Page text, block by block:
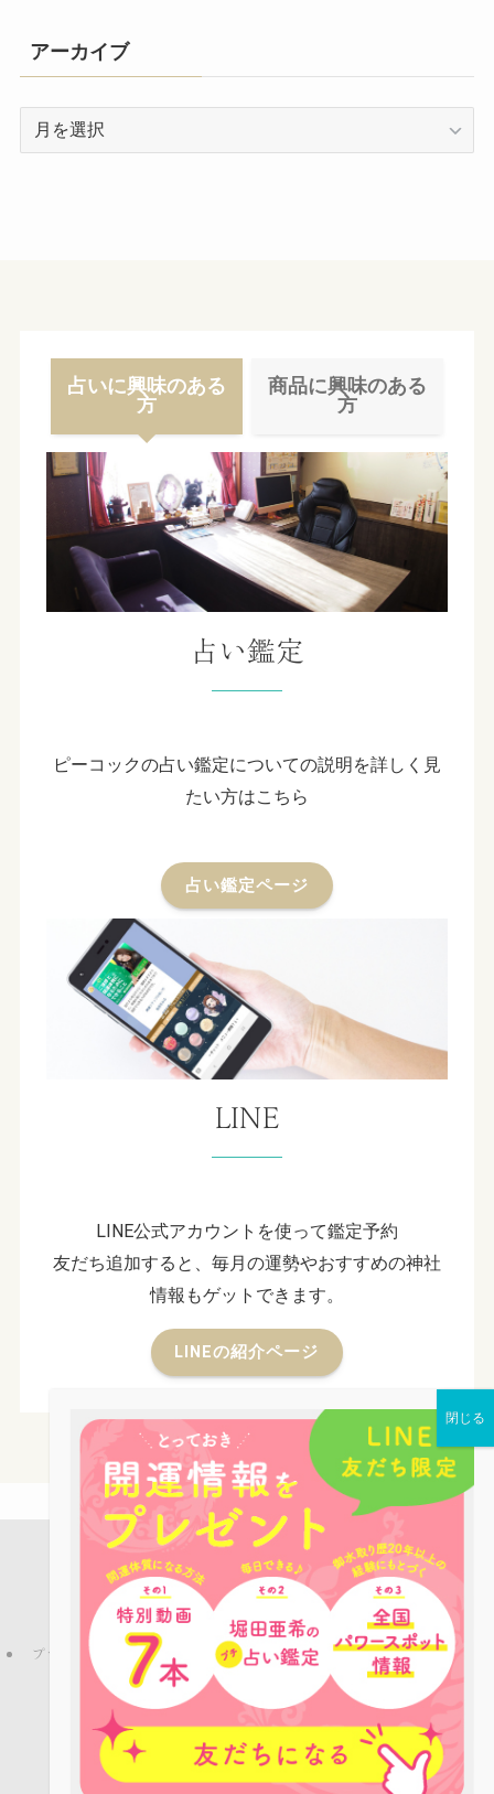
アーカイブ
ー
占いに興味のある
方
商品に興味のある
方
占い鑑定
ピーコックの占い鑑定についての説明を詳しく見
たい方はこちら
占い鑑定ページ
LINE
LINE公式アカウントを使って鑑定予約
友だち追加すると、毎月の運勢やおすすめの神社
情報もゲットできます。
LINEの紹介ページ
店舗案内 占い鑑定 パワーストーン
お役立ち情報
ピーコックLINE公式アカウントのご紹介
ブログ
プライバシーポリシー
特定商取引法 ご利用規約
お問い合わせ
会社概要
Copyright © パワーストーンカフェPEACOCK All rights reserved.